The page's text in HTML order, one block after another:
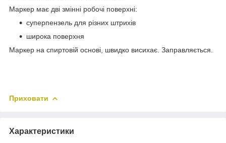
Маркер має дві змінні робочі поверхні:
суперпензель для різних штрихів
широка поверхня
Маркер на спиртовій основі, швидко висихає. Заправляється.
Приховати
Характеристики